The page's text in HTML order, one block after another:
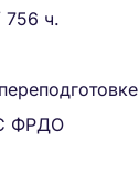
ч.
ФРДО